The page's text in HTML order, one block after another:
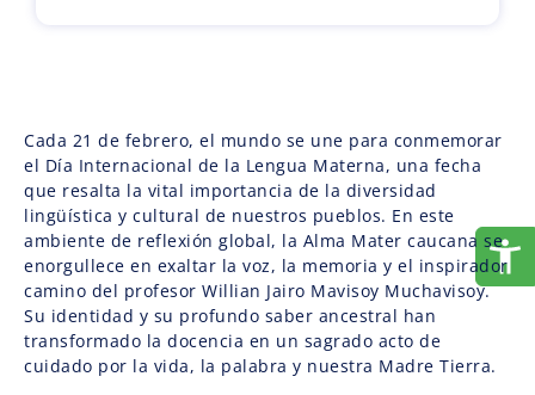
Cada 21 de febrero, el mundo se une para conmemorar
el Día Internacional de la Lengua Materna, una fecha
que resalta la vital importancia de la diversidad
lingüística y cultural de nuestros pueblos. En este
ambiente de reflexión global, la Alma Mater caucana se
enorgullece en exaltar la voz, la memoria y el inspirador
camino del profesor Willian Jairo Mavisoy Muchavisoy.
Su identidad y su profundo saber ancestral han
transformado la docencia en un sagrado acto de
cuidado por la vida, la palabra y nuestra Madre Tierra.